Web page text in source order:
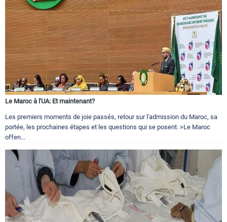
Le Maroc à l'UA: Et maintenant?
Les premiers moments de joie passés, retour sur l'admission du Maroc, sa
portée, les prochaines étapes et les questions qui se posent. >Le Maroc
offen...